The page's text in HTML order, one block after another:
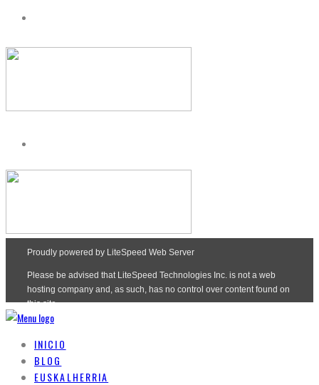
INICIO
BLOG
EUSKALHERRIA